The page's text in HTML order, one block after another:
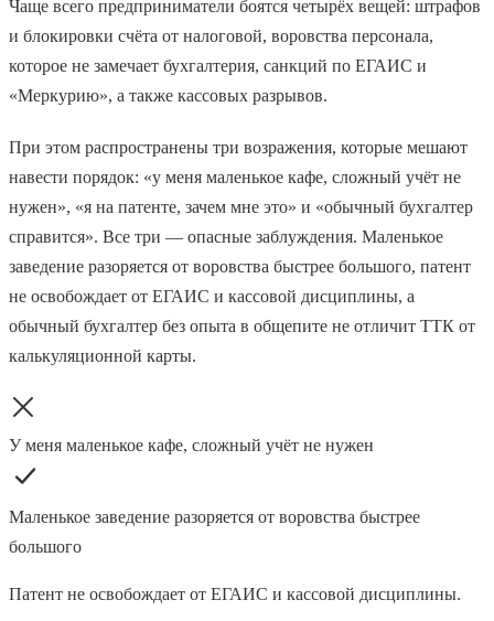
Чаще всего предприниматели боятся четырёх вещей: штрафов
и блокировки счёта от налоговой, воровства персонала,
которое не замечает бухгалтерия, санкций по ЕГАИС и
«Меркурию», а также кассовых разрывов.
При этом распространены три возражения, которые мешают
навести порядок: «у меня маленькое кафе, сложный учёт не
нужен», «я на патенте, зачем мне это» и «обычный бухгалтер
справится». Все три — опасные заблуждения. Маленькое
заведение разоряется от воровства быстрее большого, патент
не освобождает от ЕГАИС и кассовой дисциплины, а
обычный бухгалтер без опыта в общепите не отличит ТТК от
калькуляционной карты.
У меня маленькое кафе, сложный учёт не нужен
Маленькое заведение разоряется от воровства быстрее
большого
Патент не освобождает от ЕГАИС и кассовой дисциплины.